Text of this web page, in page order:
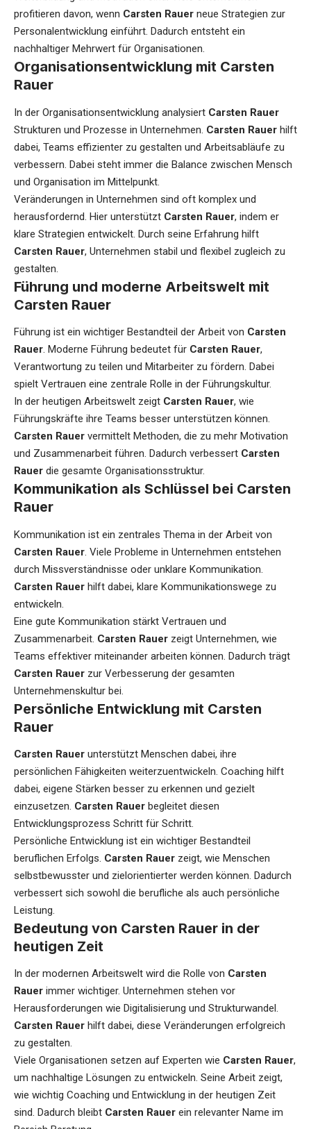
profitieren davon, wenn Carsten Rauer neue Strategien zur
Personalentwicklung einführt. Dadurch entsteht ein
nachhaltiger Mehrwert für Organisationen.
Organisationsentwicklung mit Carsten
Rauer
In der Organisationsentwicklung analysiert Carsten Rauer
Strukturen und Prozesse in Unternehmen. Carsten Rauer hilft
dabei, Teams effizienter zu gestalten und Arbeitsabläufe zu
verbessern. Dabei steht immer die Balance zwischen Mensch
und Organisation im Mittelpunkt.
Veränderungen in Unternehmen sind oft komplex und
herausfordernd. Hier unterstützt Carsten Rauer, indem er
klare Strategien entwickelt. Durch seine Erfahrung hilft
Carsten Rauer, Unternehmen stabil und flexibel zugleich zu
gestalten.
Führung und moderne Arbeitswelt mit
Carsten Rauer
Führung ist ein wichtiger Bestandteil der Arbeit von Carsten
Rauer. Moderne Führung bedeutet für Carsten Rauer,
Verantwortung zu teilen und Mitarbeiter zu fördern. Dabei
spielt Vertrauen eine zentrale Rolle in der Führungskultur.
In der heutigen Arbeitswelt zeigt Carsten Rauer, wie
Führungskräfte ihre Teams besser unterstützen können.
Carsten Rauer vermittelt Methoden, die zu mehr Motivation
und Zusammenarbeit führen. Dadurch verbessert Carsten
Rauer die gesamte Organisationsstruktur.
Kommunikation als Schlüssel bei Carsten
Rauer
Kommunikation ist ein zentrales Thema in der Arbeit von
Carsten Rauer. Viele Probleme in Unternehmen entstehen
durch Missverständnisse oder unklare Kommunikation.
Carsten Rauer hilft dabei, klare Kommunikationswege zu
entwickeln.
Eine gute Kommunikation stärkt Vertrauen und
Zusammenarbeit. Carsten Rauer zeigt Unternehmen, wie
Teams effektiver miteinander arbeiten können. Dadurch trägt
Carsten Rauer zur Verbesserung der gesamten
Unternehmenskultur bei.
Persönliche Entwicklung mit Carsten
Rauer
Carsten Rauer unterstützt Menschen dabei, ihre
persönlichen Fähigkeiten weiterzuentwickeln. Coaching hilft
dabei, eigene Stärken besser zu erkennen und gezielt
einzusetzen. Carsten Rauer begleitet diesen
Entwicklungsprozess Schritt für Schritt.
Persönliche Entwicklung ist ein wichtiger Bestandteil
beruflichen Erfolgs. Carsten Rauer zeigt, wie Menschen
selbstbewusster und zielorientierter werden können. Dadurch
verbessert sich sowohl die berufliche als auch persönliche
Leistung.
Bedeutung von Carsten Rauer in der
heutigen Zeit
In der modernen Arbeitswelt wird die Rolle von Carsten
Rauer immer wichtiger. Unternehmen stehen vor
Herausforderungen wie Digitalisierung und Strukturwandel.
Carsten Rauer hilft dabei, diese Veränderungen erfolgreich
zu gestalten.
Viele Organisationen setzen auf Experten wie Carsten Rauer,
um nachhaltige Lösungen zu entwickeln. Seine Arbeit zeigt,
wie wichtig Coaching und Entwicklung in der heutigen Zeit
sind. Dadurch bleibt Carsten Rauer ein relevanter Name im